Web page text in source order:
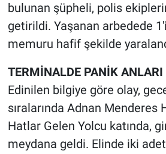
bulunan şüpheli, polis
getirildi. Yaşanan arbedede
memuru hafif şekilde
TERMİNALDE PANİK ANLARI
Edinilen bilgiye göre olay,
sıralarında Adnan Menderes
Hatlar Gelen Yolcu katında,
meydana geldi. Elinde iki